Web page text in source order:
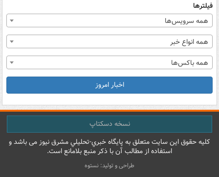
فیلترها
همه سرویس‌ها
همه انواع خبر
همه باکس‌ها
اخبار امروز
نسخه دسکتاپ
کليه حقوق اين سايت متعلق به پایگاه خبري-تحليلي مشرق نيوز می باشد و
استفاده از مطالب آن با ذکر منبع بلامانع است.
طراحی و تولید: نستوه